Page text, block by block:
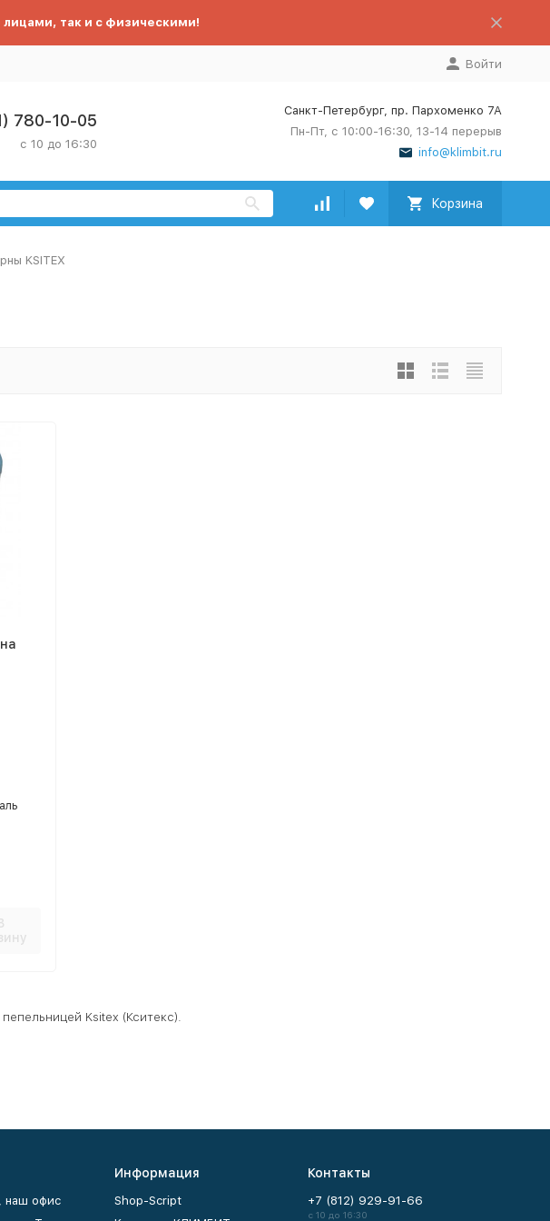
так и с физическими!
Войти
780-10-05
с 10 до 16:30
Санкт-Петербург, пр. Пархоменко 7А
Пн-Пт, с 10:00-16:30, 13-14 перерыв
info@klimbit.ru
Корзина
KSITEX
Ksitex (Кситекс).
наш офис
Информация
Shop-Script
Контакты
+7 (812) 929-91-66
с 10 до 16:30